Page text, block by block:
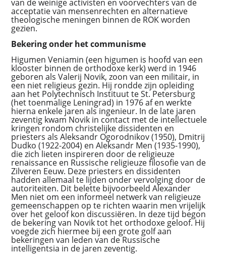
van de weinige activisten en voorvechters van de
acceptatie van mensenrechten en alternatieve
theologische meningen binnen de ROK worden
gezien.
Bekering onder het communisme
Higumen Veniamin (een higumen is hoofd van een
klooster binnen de orthodoxe kerk) werd in 1946
geboren als Valerij Novik, zoon van een militair, in
een niet religieus gezin. Hij rondde zijn opleiding
aan het Polytechnisch Instituut te St. Petersburg
(het toenmalige Leningrad) in 1976 af en werkte
hierna enkele jaren als ingenieur. In de late jaren
zeventig kwam Novik in contact met de intellectuele
kringen rondom christelijke dissidenten en
priesters als Aleksandr Ogorodnikov (1950), Dmitrij
Dudko (1922-2004) en Aleksandr Men (1935-1990),
die zich lieten inspireren door de religieuze
renaissance en Russische religieuze filosofie van de
Zilveren Eeuw. Deze priesters en dissidenten
hadden allemaal te lijden onder vervolging door de
autoriteiten. Dit belette bijvoorbeeld Alexander
Men niet om een informeel netwerk van religieuze
gemeenschappen op te richten waarin men vrijelijk
over het geloof kon discussiëren. In deze tijd begon
de bekering van Novik tot het orthodoxe geloof. Hij
voegde zich hiermee bij een grote golf aan
bekeringen van leden van de Russische
intelligentsia in de jaren zeventig.